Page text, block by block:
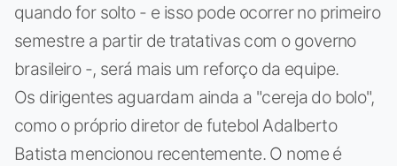
quando for solto - e isso pode ocorrer no primeiro
semestre a partir de tratativas com o governo
brasileiro -, será mais um reforço da equipe.
Os dirigentes aguardam ainda a "cereja do bolo",
como o próprio diretor de futebol Adalberto
Batista mencionou recentemente. O nome é